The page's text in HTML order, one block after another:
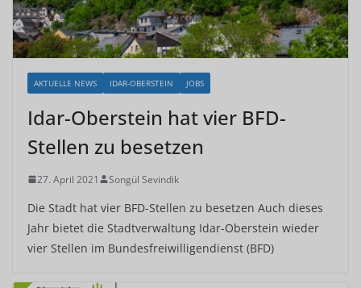
AKTUELLE NEWS IDAR-OBERSTEIN JOBS
Idar-Oberstein hat vier BFD-
Stellen zu besetzen
27. April 2021 Songül Sevindik
Die Stadt hat vier BFD-Stellen zu besetzen Auch dieses
Jahr bietet die Stadtverwaltung Idar-Oberstein wieder
vier Stellen im Bundesfreiwilligendienst (BFD)